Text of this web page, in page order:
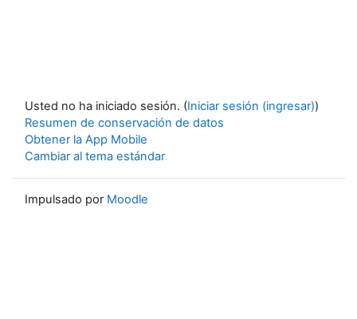
Usted no ha iniciado sesión. (Iniciar sesión (ingresar))
Resumen de conservación de datos
Obtener la App Mobile
Cambiar al tema estándar
Impulsado por Moodle